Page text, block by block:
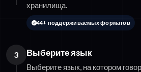
хранилища.
44+ поддерживаемых форматов
3 Выберите язык
Выберите язык, на котором